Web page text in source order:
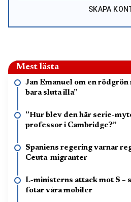
SKAPA
Mest lästa
Jan Emanuel om en
bara sluta illa”
”Hur blev den här serie-
professor i Cambridge?”
Spaniens regering varnar
Ceuta-migranter
L-ministerns attack mot S –
fotar våra mobiler